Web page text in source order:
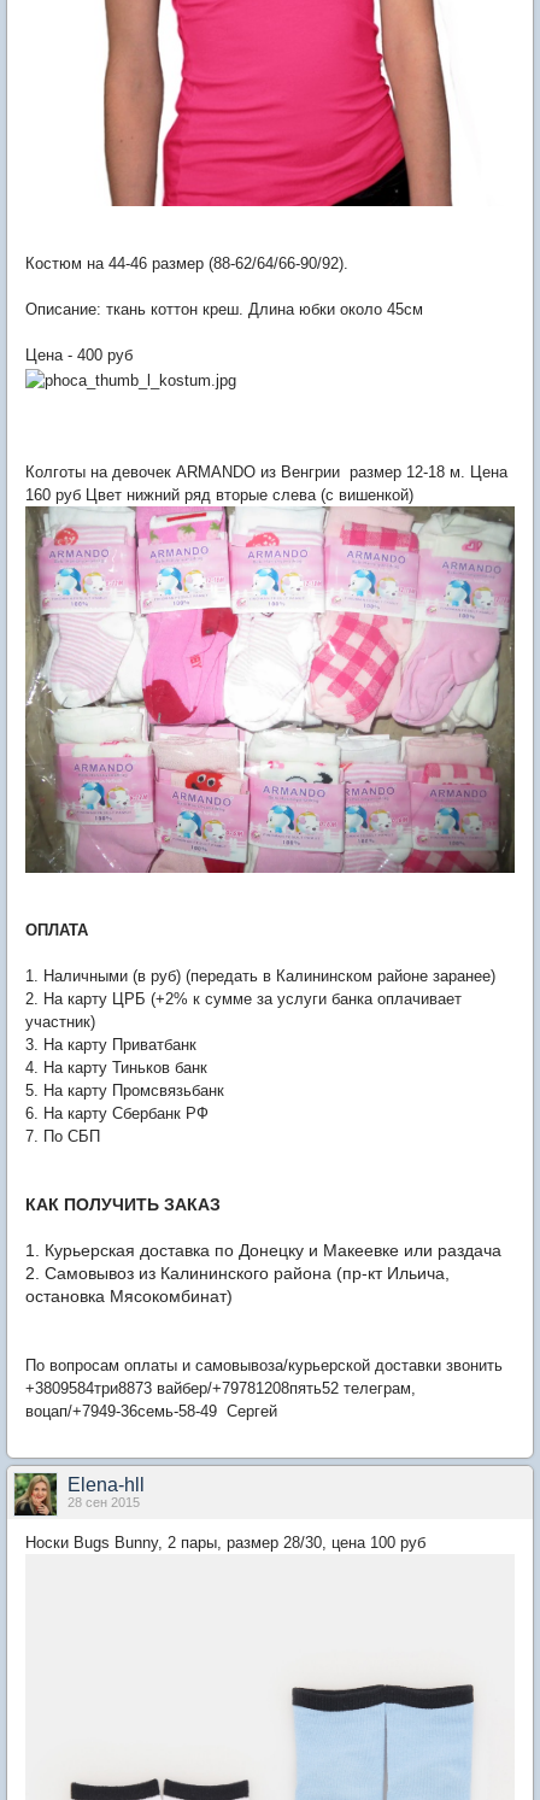
Костюм на 44-46 размер (88-62/64/66-90/92).
Описание: ткань коттон креш. Длина юбки около 45см
Цена - 400 руб
Колготы на девочек ARMANDO из Венгрии размер 12-18 м. Цена
160 руб Цвет нижний ряд вторые слева (с вишенкой)
ОПЛАТА
1. Наличными (в руб) (передать в Калининском районе заранее)
2. На карту ЦРБ (+2% к сумме за услуги банка оплачивает
участник)
3. На карту Приватбанк
4. На карту Тиньков банк
5. На карту Промсвязьбанк
6. На карту Сбербанк РФ
7. По СБП
КАК ПОЛУЧИТЬ ЗАКАЗ
1. Курьерская доставка по Донецку и Макеевке или раздача
2. Самовывоз из Калининского района (пр-кт Ильича,
остановка Мясокомбинат)
По вопросам оплаты и самовывоза/курьерской доставки звонить
+3809584три8873 вайбер/+79781208пять52 телеграм,
воцап/+7949-36семь-58-49 Сергей
Elena-hll
28 сен 2015
Носки Bugs Bunny, 2 пары, размер 28/30, цена 100 руб